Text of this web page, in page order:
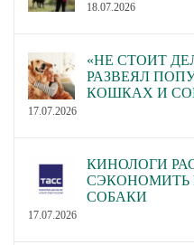
18.07.2026
«НЕ СТОИТ
РАЗВЕЯЛ
КОШКАХ И
17.07.2026
КИНОЛОГИ
СЭКОНОМИТЬ
СОБАКИ
17.07.2026